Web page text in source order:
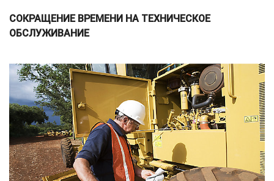
СОКРАЩЕНИЕ ВРЕМЕНИ НА ТЕХНИЧЕСКОЕ
ОБСЛУЖИВАНИЕ